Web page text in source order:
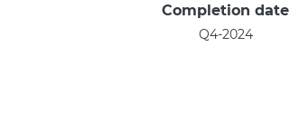
Completion date
Q4-2024